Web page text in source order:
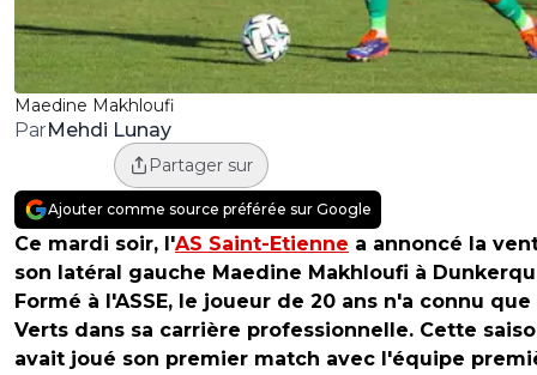
Maedine Makhloufi
ParMehdi Lunay
Partager sur
Ajouter comme source préférée sur Google
Ce mardi soir, l'AS Saint-Etienne a annoncé la
son latéral gauche Maedine Makhloufi à
Formé à l'ASSE, le joueur de 20 ans n'a connu que
Verts dans sa carrière professionnelle. Cette
avait joué son premier match avec l'équipe